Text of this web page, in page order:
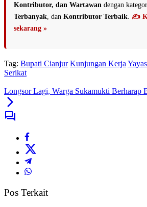
Kontributor, dan Wartawan dengan
Terbanyak , dan Kontributor Terbaik ✍️
sekarang »
Tag: Bupati Cianjur Kunjungan Kerja
Serikat
Longsor Lagi, Warga Sukamukti Berharap
Pos Terkait